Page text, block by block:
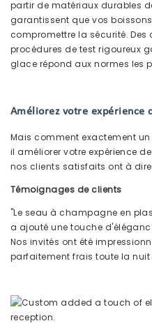
partir de matériaux durables
garantissent que vos
compromettre la sécurité.
procédures de test rigoureux
glace répond aux normes les
Améliorez votre expérience
Mais comment exactement
il améliorer votre expérience
nos clients satisfaits ont à
Témoignages de clients
"Le seau à champagne en
a ajouté une touche
Nos invités ont été
parfaitement frais toute la nuit